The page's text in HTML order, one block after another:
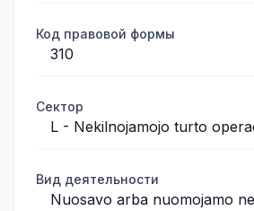
Код правовой формы
310
Сектор
L - Nekilnojamojo turto
Вид деятельности
Nuosavo arba nuomojamo